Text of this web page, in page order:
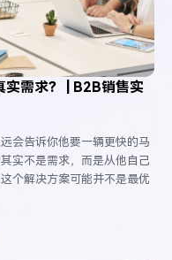
实需求？ | B2B销售实
会告诉你他要一辆更快的马
实不是需求，而是从他自己
个解决方案可能并不是最优